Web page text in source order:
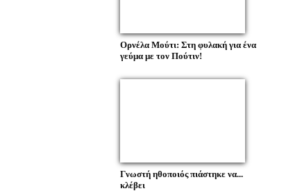
Ορνέλα Μούτι: Στη φυλακή για ένα
γεύμα με τον Πούτιν!
Γνωστή ηθοποιός πιάστηκε να...
κλέβει